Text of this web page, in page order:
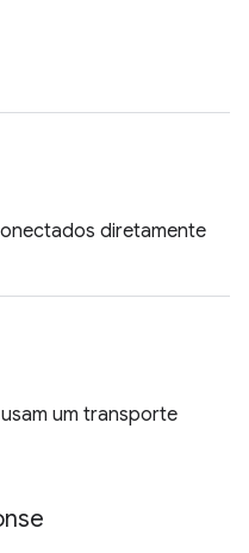
diretamente
um transporte